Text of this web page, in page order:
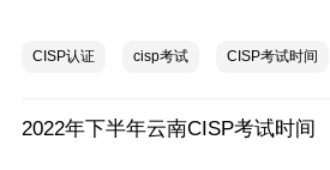
CISP认证 cisp考试 CISP考试时间
2022年下半年云南CISP考试时间